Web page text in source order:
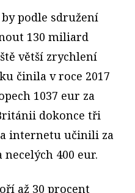
podle sdružení
130 miliard
větší zrychlení
činila v roce 2017
1037 eur za
dokonce tři
internetu učinili za
400 eur.
až 30 procent